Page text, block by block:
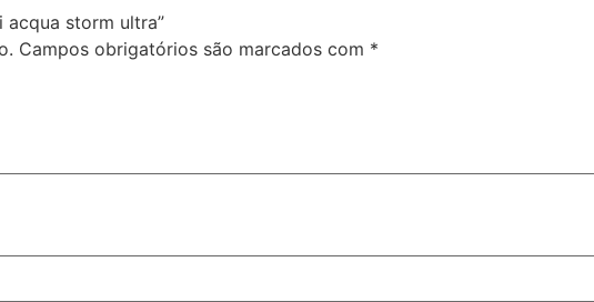
acqua storm ultra”
Campos obrigatórios são marcados com *